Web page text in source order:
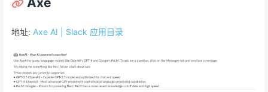
地址: Axe AI | Slack 应用目录